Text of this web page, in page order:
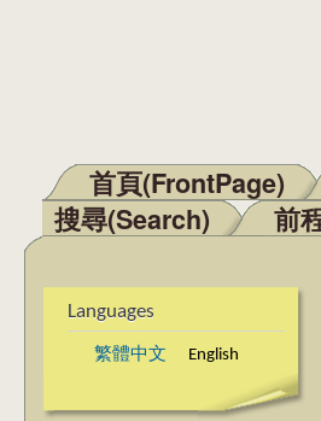
Main menu
首頁(FrontPage)
搜尋(Search)
前
Languages
繁體中文 English